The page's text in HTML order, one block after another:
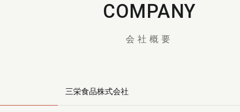
COMPANY
会社概要
三栄食品株式会社